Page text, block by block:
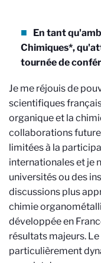
En tant
Chimiques*,
tournée de
Je me réjouis de
scientifiques
organique et la
collaborations
limitées à la
internationales et je
universités ou des
discussions plus
chimie
développée en
résultats majeurs.
particulièrement